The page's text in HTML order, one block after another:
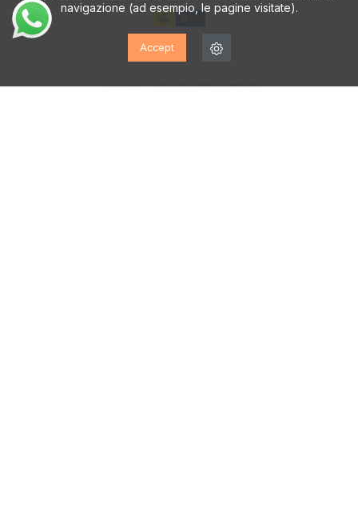
navigazione (ad esempio, le pagine visitate).
Accept
CALZADOS VESGA